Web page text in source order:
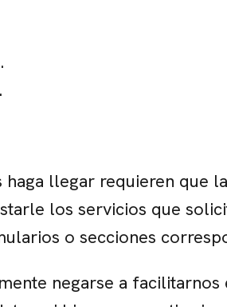
llegar requieren
los servicios que
o secciones
negarse a